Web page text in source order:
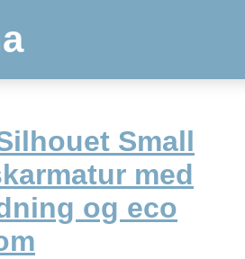
Small
med
og eco